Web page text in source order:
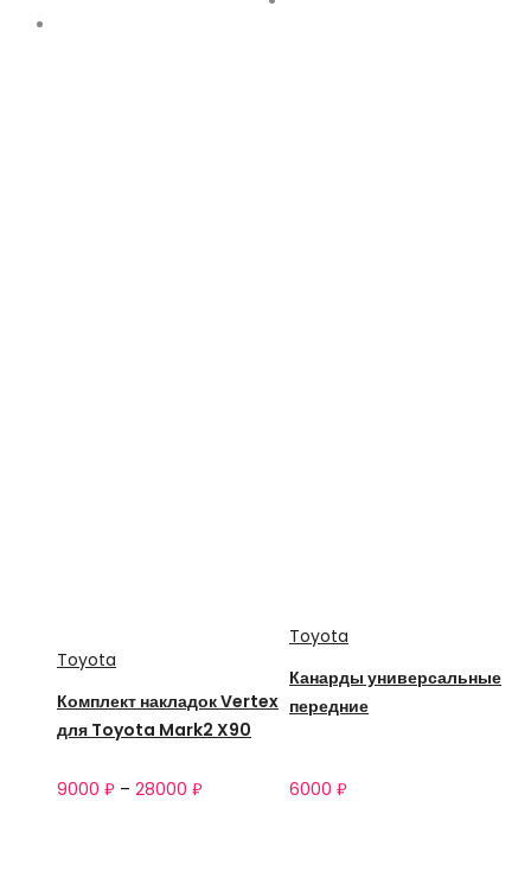
Toyota
Комплект накладок Vertex
для Toyota Mark2 X90
9000 ₽ – 28000 ₽
Toyota
Канарды универсальные
передние
6000 ₽